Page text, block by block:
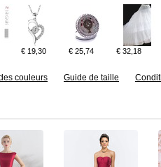
€ 19,30 € 25,74 € 32,18
couleurs Guide de taille